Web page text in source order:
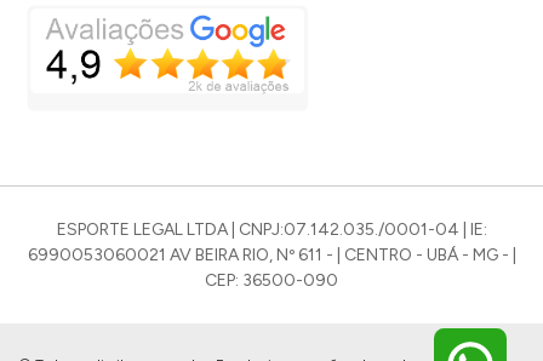
ESPORTE LEGAL LTDA | CNPJ:07.142.035./0001-04 | IE:
6990053060021 AV BEIRA RIO, Nº 611 - | CENTRO - UBÁ - MG - |
CEP: 36500-090